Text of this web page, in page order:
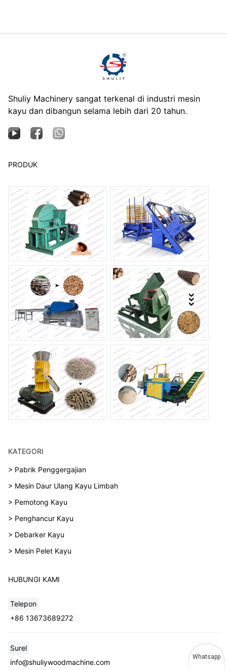
Shuliy Machinery sangat terkenal di industri mesin
kayu dan dibangun selama lebih dari 20 tahun.
PRODUK
KATEGORI
> Pabrik Penggergajian
> Mesin Daur Ulang Kayu Limbah
> Pemotong Kayu
> Penghancur Kayu
> Debarker Kayu
> Mesin Pelet Kayu
HUBUNGI KAMI
Telepon
+86 13673689272
Surel
info@shuliywoodmachine.com
Whatsapp